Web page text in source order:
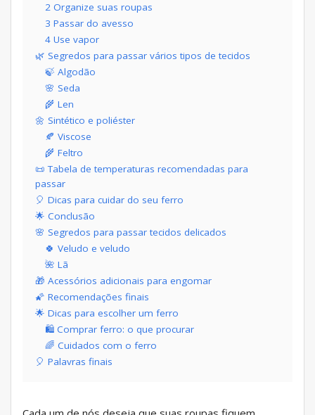
2 Organize suas roupas
3 Passar do avesso
4 Use vapor
🌿 Segredos para passar vários tipos de tecidos
🍃 Algodão
🌸 Seda
🌾 Len
🌼 Sintético e poliéster
🍂 Viscose
🌾 Feltro
📜 Tabela de temperaturas recomendadas para
passar
🎈 Dicas para cuidar do seu ferro
🌟 Conclusão
🌸 Segredos para passar tecidos delicados
🍀 Veludo e veludo
🌺 Lã
🎁 Acessórios adicionais para engomar
🌠 Recomendações finais
🌟 Dicas para escolher um ferro
🛍️ Comprar ferro: o que procurar
🌈 Cuidados com o ferro
🎈 Palavras finais